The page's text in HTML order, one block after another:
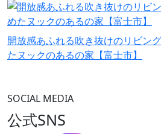
開放感あふれる吹き抜けのリビン
たヌックのあるの家【富士市】
SOCIAL MEDIA
公式SNS